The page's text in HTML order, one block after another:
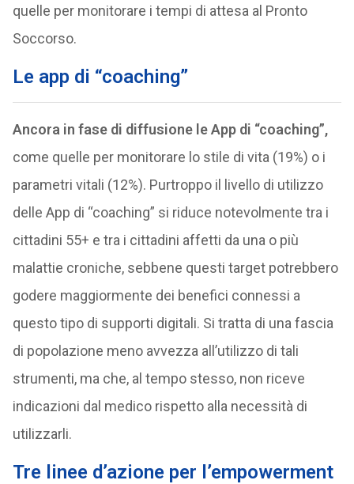
quelle per monitorare i tempi di attesa al Pronto
Soccorso.
Le app di “coaching”
Ancora in fase di diffusione le App di “coaching”,
come quelle per monitorare lo stile di vita (19%) o i
parametri vitali (12%). Purtroppo il livello di utilizzo
delle App di “coaching” si riduce notevolmente tra i
cittadini 55+ e tra i cittadini affetti da una o più
malattie croniche, sebbene questi target potrebbero
godere maggiormente dei benefici connessi a
questo tipo di supporti digitali. Si tratta di una fascia
di popolazione meno avvezza all’utilizzo di tali
strumenti, ma che, al tempo stesso, non riceve
indicazioni dal medico rispetto alla necessità di
utilizzarli.
Tre linee d’azione per l’empowerment